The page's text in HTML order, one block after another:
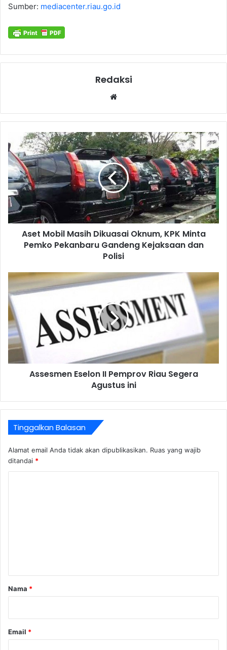
Sumber: mediacenter.riau.go.id
Redaksi
Aset Mobil Masih Dikuasai Oknum, KPK Minta
Pemko Pekanbaru Gandeng Kejaksaan dan
Polisi
Assesmen Eselon II Pemprov Riau Segera
Agustus ini
Tinggalkan Balasan
Alamat email Anda tidak akan dipublikasikan. Ruas yang wajib
ditandai *
rNama *
Email *